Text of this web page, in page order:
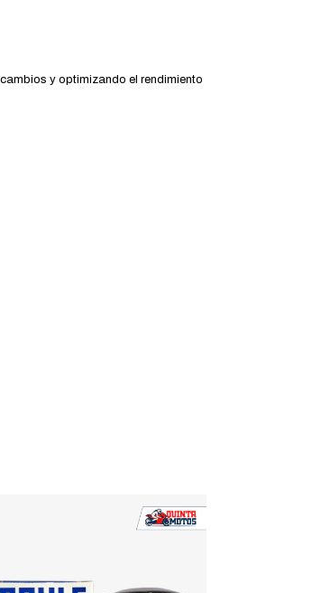
y optimizando el rendimiento